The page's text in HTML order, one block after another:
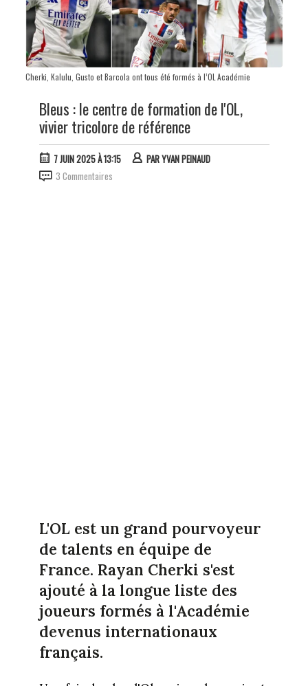
Cherki, Kalulu, Gusto et Barcola ont tous été formés à l’OL Académie
Bleus : le centre de formation de l'OL,
vivier tricolore de référence
7 JUIN 2025 À 13:15 PARYVAN PEINAUD
3 Commentaires
L'OL est un grand pourvoyeur
de talents en équipe de
France. Rayan Cherki s'est
ajouté à la longue liste des
joueurs formés à l'Académie
devenus internationaux
français.